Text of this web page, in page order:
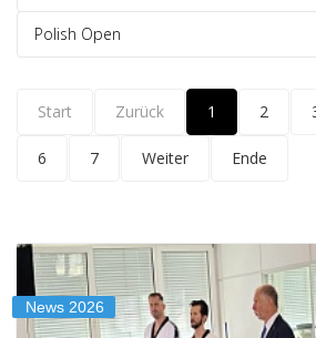
Polish Open
Start Zurück 1 2
6 7 Weiter Ende
News 2026